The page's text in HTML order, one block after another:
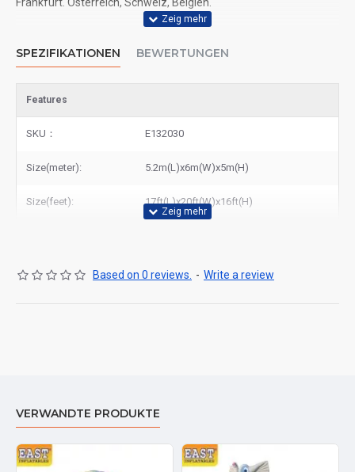
SPEZIFIKATIONEN BEWERTUNGEN
Features
SKU： E132030
Size(meter): 5.2m(L)x6m(W)x5m(H)
Size(feet): 17ft(L)x20ft(W)x16ft(H)
Based on 0 reviews. - Write a review
VERWANDTE PRODUKTE